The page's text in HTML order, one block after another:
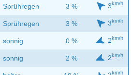
Sprühregen 3 % 3km/h
Sprühregen 3 % 3km/h
sonnig 0 % 2km/h
sonnig 2 % 2km/h
km/h